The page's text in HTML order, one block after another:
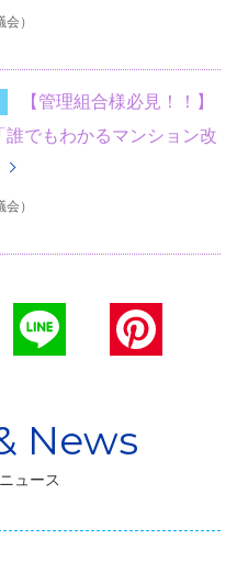
）
【管理組合様必見！！】
でもわかるマンション改
）
ュース